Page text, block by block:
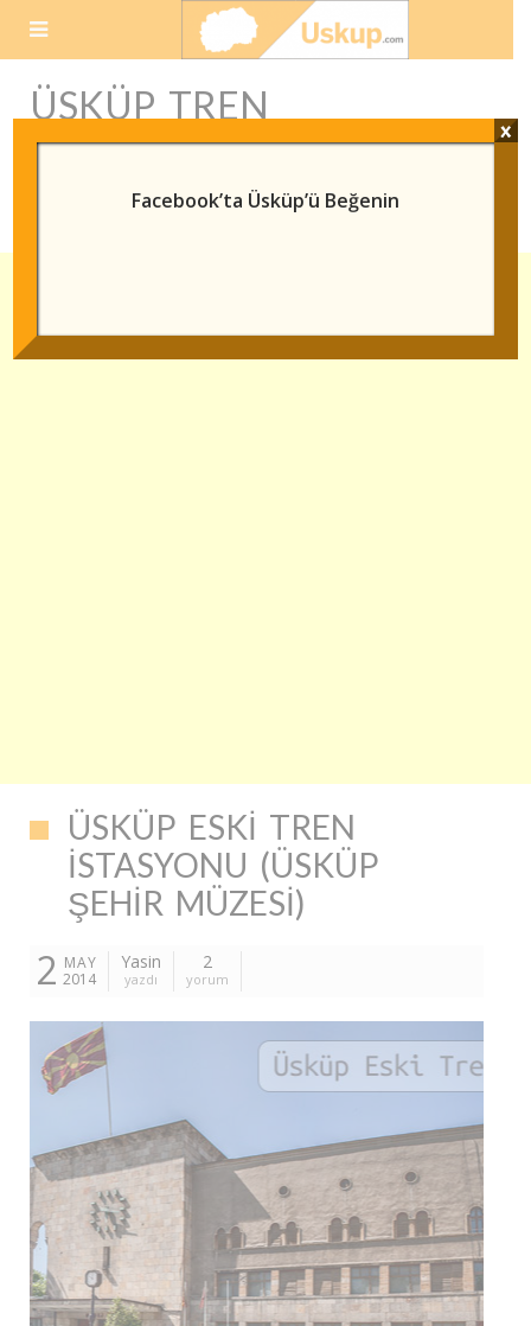
ÜSKÜP TREN
ISTASYONU
FOTOĞRAFLARI
ÜSKÜP ESKI TREN
İSTASYONU (ÜSKÜP
ŞEHIR MÜZESI)
2 MAY
2014
Yasin
yazdı
2
yorum
Facebook’ta Üsküp’ü Beğenin
x